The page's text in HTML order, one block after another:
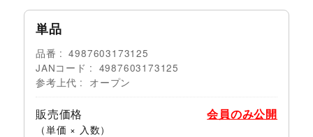
単品
品番
4987603173125
JANコード
4987603173125
参考上代
オープン
販売価格
（単価 × 入数）
会員のみ公開